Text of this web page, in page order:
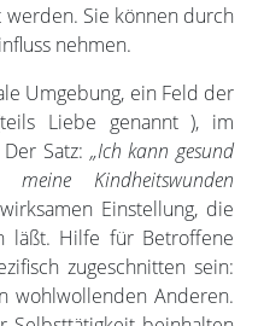
werden. Sie können durch
nehmen.
Umgebung, ein Feld der
Liebe genannt ), im
Satz: „Ich kann gesund
Kindheitswunden
Einstellung, die
läßt. Hilfe für Betroffene
zugeschnitten sein:
wohlwollenden Anderen.